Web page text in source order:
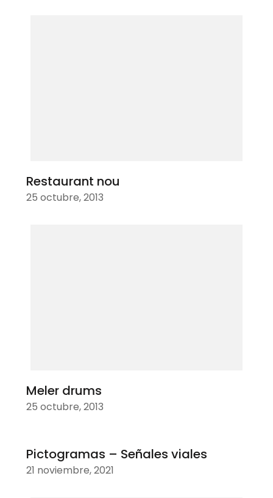
Restaurant nou
25 octubre, 2013
Meler drums
25 octubre, 2013
Pictogramas – Señales viales
21 noviembre, 2021